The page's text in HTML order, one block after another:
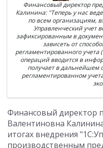
Финансовый директор
Калинина: "Теперь у нас
по всем организациям,
Управленческий учет
зафиксированным в
зависеть от
регламентированного
операций вводится в
получает в дальнейшем
регламентированном
Финансовый директор
Валентиновна
итогах внедрения
производственным